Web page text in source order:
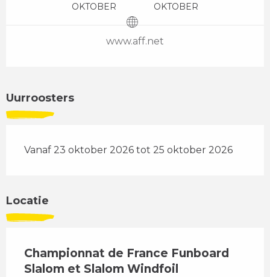
OKTOBER OKTOBER
www.aff.net
Uurroosters
Vanaf 23 oktober 2026 tot 25 oktober 2026
Locatie
Championnat de France Funboard
Slalom et Slalom Windfoil